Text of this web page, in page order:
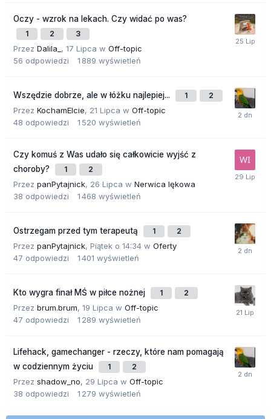
Oczy - wzrok na lekach. Czy widać po was?
1 2 3
Przez Dalila_ , 17 Lipca w Off-topic
56 odpowiedzi 1 889 wyświetleń
Wszędzie dobrze, ale w łóżku najlepiej... 1 2
Przez KochamElcie, 21 Lipca w Off-topic
48 odpowiedzi 1 520 wyświetleń
Czy komuś z Was udało się całkowicie wyjść z
choroby?
1 2
Przez panPytajnick, 26 Lipca w Nerwica lękowa
38 odpowiedzi 1 468 wyświetleń
Ostrzegam przed tym terapeutą 1 2
Przez panPytajnick, Piątek o 14:34 w Oferty
47 odpowiedzi 1 401 wyświetleń
Kto wygra finał MŚ w piłce nożnej 1 2
Przez brum.brum, 19 Lipca w Off-topic
47 odpowiedzi 1 289 wyświetleń
Lifehack, gamechanger - rzeczy, które nam pomagają
w codziennym życiu
1 2
Przez shadow_no, 29 Lipca w Off-topic
38 odpowiedzi 1 279 wyświetleń